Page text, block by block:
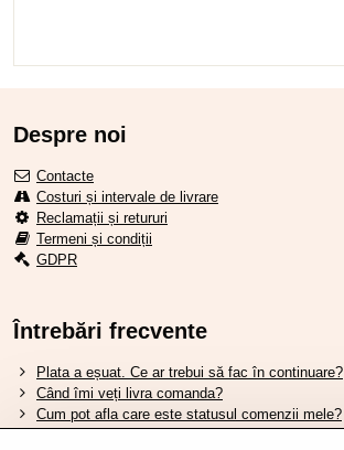
Despre noi
Contacte
Costuri și intervale de livrare
Reclamații și retururi
Termeni și condiții
GDPR
Întrebări frecvente
Plata a eșuat. Ce ar trebui să fac în continuare?
Când îmi veți livra comanda?
Cum pot afla care este statusul comenzii mele?